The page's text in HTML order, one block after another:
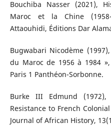
Bouchiba Nasser (2021),
Maroc et la Chine
Attaouhidi, Éditions Dar
Bugwabari Nicodème
du Maroc de 1956 à 1984
Paris 1 Panthéon-Sorbonne.
Burke III Edmund
Resistance to French
Journal of African History,